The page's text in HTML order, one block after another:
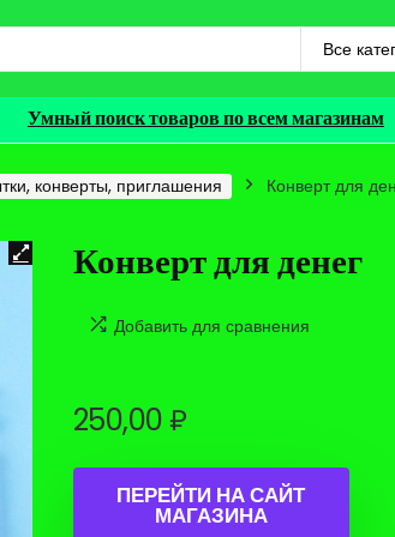
Все
Умный поиск товаров по всем магазинам
конверты, приглашения Конверт для
Конверт для денег
Добавить для сравнения
250,00₽
ПЕРЕЙТИ НА САЙТ
МАГАЗИНА